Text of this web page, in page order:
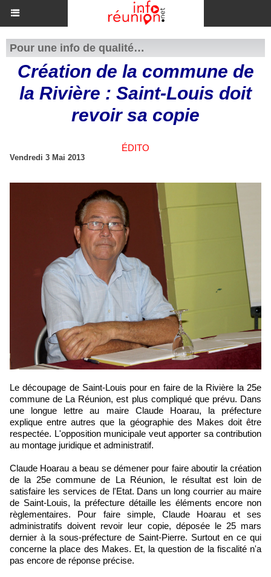
Pour une info de qualité…
Création de la commune de
la Rivière : Saint-Louis doit
revoir sa copie
ÉDITO
Vendredi 3 Mai 2013
Le découpage de Saint-Louis pour en faire de la Rivière la 25e
commune de La Réunion, est plus compliqué que prévu. Dans
une longue lettre au maire Claude Hoarau, la préfecture
explique entre autres que la géographie des Makes doit être
respectée. L'opposition municipale veut apporter sa contribution
au montage juridique et administratif.
Claude Hoarau a beau se démener pour faire aboutir la création
de la 25e commune de La Réunion, le résultat est loin de
satisfaire les services de l'Etat. Dans un long courrier au maire
de Saint-Louis, la préfecture détaille les éléments encore non
règlementaires. Pour faire simple, Claude Hoarau et ses
administratifs doivent revoir leur copie, déposée le 25 mars
dernier à la sous-préfecture de Saint-Pierre. Surtout en ce qui
concerne la place des Makes. Et, la question de la fiscalité n'a
pas encore de réponse précise.